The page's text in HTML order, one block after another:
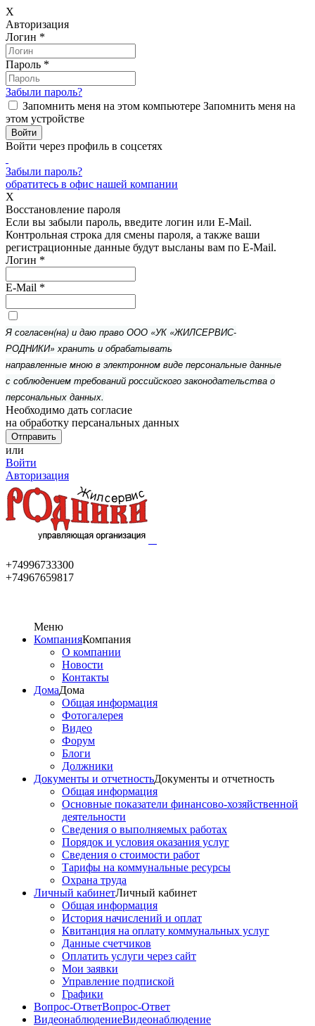
X
Авторизация
Логин *
Пароль *
Забыли пароль?
Запомнить меня на этом компьютере Запомнить меня на
этом устройстве
Войти через профиль в соцсетях
Забыли пароль?
обратитесь в офис нашей компании
X
Восстановление пароля
Если вы забыли пароль, введите логин или E-Mail.
Контрольная строка для смены пароля, а также ваши
регистрационные данные будут высланы вам по E-Mail.
Логин *
E-Mail *
Я согласен(на) и даю право ООО «УК «ЖИЛСЕРВИС-
РОДНИКИ» хранить и обрабатывать
направленные мною в электронном виде персональные данные
с соблюдением требований российского законодательства о
персональных данных.
Необходимо дать согласие
на обработку персанальных данных
или
Войти
Авторизация
+74996733300
+74967659817
Меню
КомпанияКомпания
О компании
Новости
Контакты
ДомаДома
Общая информация
Фотогалерея
Видео
Форум
Блоги
Должники
Документы и отчетностьДокументы и отчетность
Общая информация
Основные показатели финансово-хозяйственной
деятельности
Сведения о выполняемых работах
Порядок и условия оказания услуг
Сведения о стоимости работ
Тарифы на коммунальные ресурсы
Охрана труда
Личный кабинетЛичный кабинет
Общая информация
История начислений и оплат
Квитанция на оплату коммунальных услуг
Данные счетчиков
Оплатить услуги через сайт
Мои заявки
Управление подпиской
Графики
Вопрос-ОтветВопрос-Ответ
ВидеонаблюдениеВидеонаблюдение